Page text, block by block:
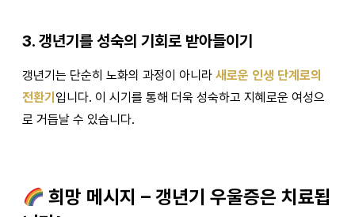
3. 갱년기를 성숙의 기회로 받아들이기
갱년기는 단순히 노화의 과정이 아니라 새로운 인생 단계로의
전환기 입니다. 이 시기를 통해 더욱 성숙하고 지혜로운 여성으
로 거듭날 수 있습니다.
희망 메시지 – 갱년기 우울증은 치료됩